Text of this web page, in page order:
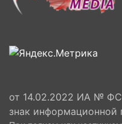
от 14.02.2022 ИА № ФС
знак информационной